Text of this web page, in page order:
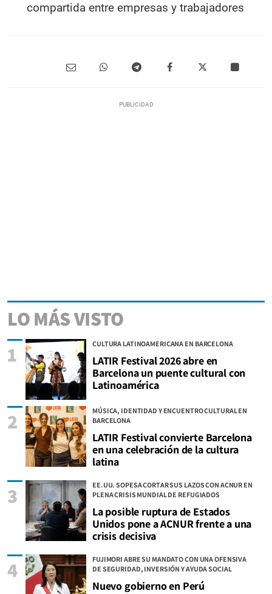
compartida entre empresas y trabajadores
LO MÁS VISTO
CULTURA LATINOAMERICANA EN BARCELONA
LATIR Festival 2026 abre en
Barcelona un puente cultural con
Latinoamérica
1
MÚSICA, IDENTIDAD Y ENCUENTRO CULTURAL EN
BARCELONA
LATIR Festival convierte Barcelona
en una celebración de la cultura
latina
2
EE.UU. SOPESA CORTAR SUS LAZOS CON ACNUR EN
PLENA CRISIS MUNDIAL DE REFUGIADOS
La posible ruptura de Estados
Unidos pone a ACNUR frente a una
crisis decisiva
3
FUJIMORI ABRE SU MANDATO CON UNA OFENSIVA
DE SEGURIDAD, INVERSIÓN Y AYUDA SOCIAL
Nuevo gobierno en Perú
4